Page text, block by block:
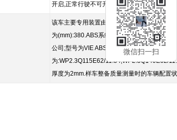
开启,正常行驶不可开启;5.仅采用6.50R16LT
该车主要专用装置由箱体、压缩系统组成,用
为(mm):380.ABS系统型号为RL-3550,生产
公司;型号为VIE ABS-Ⅱ,生产企业为浙江万安
为:WP2.3Q115E62/11.34,WP2.3Q140E62/
厚度为2mm.样车整备质量测量时的车辆配置
微信扫一扫